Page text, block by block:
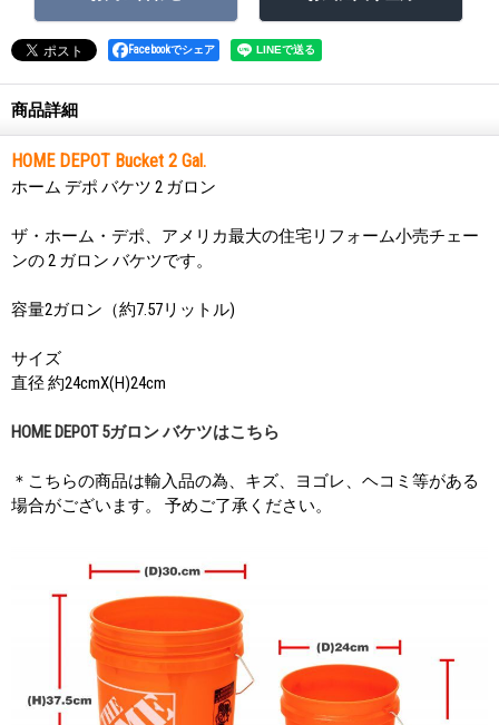
Facebookでシェア
商品詳細
HOME DEPOT Bucket 2 Gal.
ホーム デポ バケツ 2 ガロン
ザ・ホーム・デポ、アメリカ最大の住宅リフォーム小売チェー
ンの 2 ガロン バケツです。
容量2ガロン（約7.57リットル)
サイズ
直径 約24cmX(H)24cm
HOME DEPOT 5ガロン バケツはこちら
＊こちらの商品は輸入品の為、キズ、ヨゴレ、ヘコミ等がある
場合がございます。 予めご了承ください。